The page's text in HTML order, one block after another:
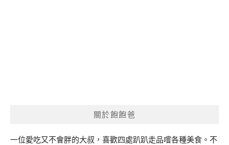
關於飽飽爸
一位愛吃又不會胖的大叔，喜歡四處趴趴走品嚐各種美食。不